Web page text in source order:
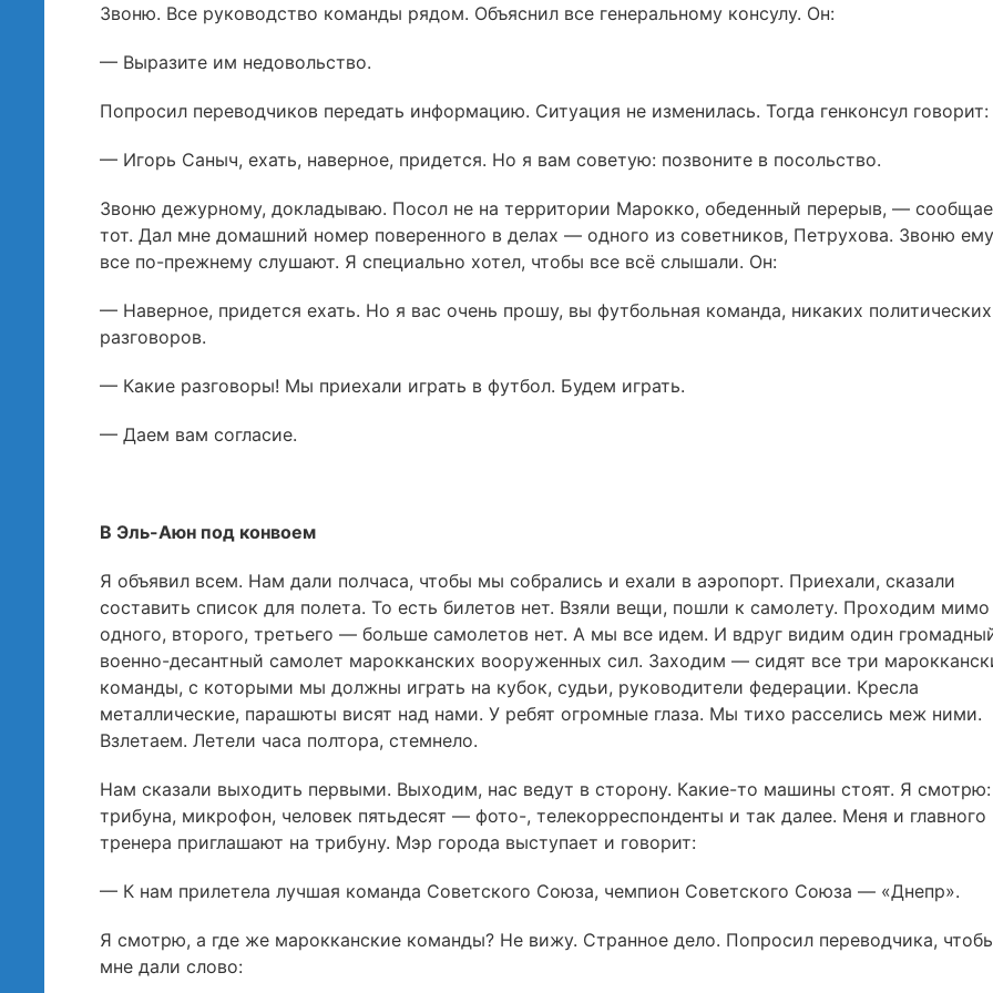
Звоню. Все руководство команды рядом. Объяснил все генеральному консулу. Он:
— Выразите им недовольство.
Попросил переводчиков передать информацию. Ситуация не изменилась. Тогда генконсул говорит:
— Игорь Саныч, ехать, наверное, придется. Но я вам советую: позвоните в посольство.
Звоню дежурному, докладываю. Посол не на территории Марокко, обеденный перерыв, —
тот. Дал мне домашний номер поверенного в делах — одного из советников, Петрухова. Звоню
все по-прежнему слушают. Я специально хотел, чтобы все всё слышали. Он:
— Наверное, придется ехать. Но я вас очень прошу, вы футбольная команда, никаких политических
разговоров.
— Какие разговоры! Мы приехали играть в футбол. Будем играть.
— Даем вам согласие.
В Эль-Аюн под конвоем
Я объявил всем. Нам дали полчаса, чтобы мы собрались и ехали в аэропорт. Приехали, сказали
составить список для полета. То есть билетов нет. Взяли вещи, пошли к самолету. Проходим мимо
одного, второго, третьего — больше самолетов нет. А мы все идем. И вдруг видим один
военно-десантный самолет марокканских вооруженных сил. Заходим — сидят все три
команды, с которыми мы должны играть на кубок, судьи, руководители федерации. Кресла
металлические, парашюты висят над нами. У ребят огромные глаза. Мы тихо расселись меж ними.
Взлетаем. Летели часа полтора, стемнело.
Нам сказали выходить первыми. Выходим, нас ведут в сторону. Какие-то машины стоят. Я смотрю:
трибуна, микрофон, человек пятьдесят — фото-, телекорреспонденты и так далее. Меня и главного
тренера приглашают на трибуну. Мэр города выступает и говорит:
— К нам прилетела лучшая команда Советского Союза, чемпион Советского Союза — «Днепр».
Я смотрю, а где же марокканские команды? Не вижу. Странное дело. Попросил переводчика,
мне дали слово: